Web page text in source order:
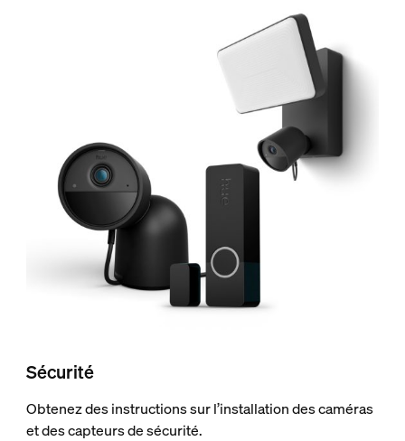
Sécurité
Obtenez des instructions sur l’installation des caméras
et des capteurs de sécurité.